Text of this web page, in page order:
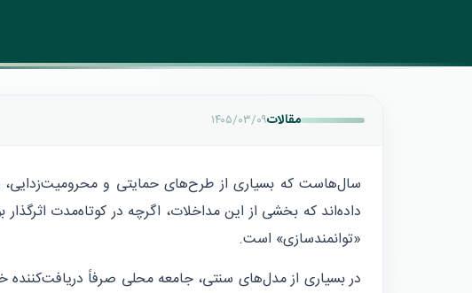
مقالات۱۴۰۵/۰۳/۰۹
سال‌هاست که بسیاری از طرح‌های حمایتی و محرومیت‌زدایی،
داده‌اند که بخشی از این مداخلات، اگرچه در کوتاه‌مدت
«توانمندسازی» است.
در بسیاری از مدل‌های سنتی، جامعه محلی صرفاً